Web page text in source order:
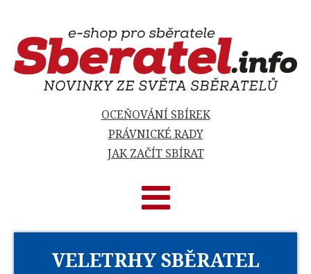
OCEŇOVÁNÍ SBÍREK
PRÁVNICKÉ RADY
JAK ZAČÍT SBÍRAT
VELETRHY SBĚRATEL